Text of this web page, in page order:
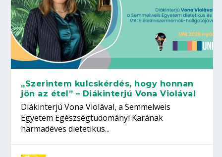
„Szerintem kulcskérdés, hogy honnan
jön az étel” – Diákinterjú Vona Violával
Diákinterjú Vona Violával, a Semmelweis
Egyetem Egészségtudományi Karának
harmadéves dietetikus...